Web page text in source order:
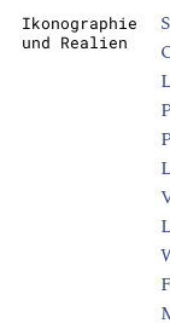
Ikonographie
und Realien